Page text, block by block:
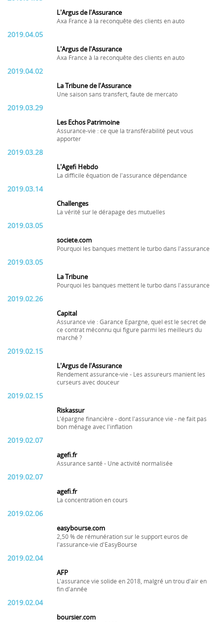
L'Argus de l'Assurance
Axa France à la reconquête des clients en auto
2019.04.05
L'Argus de l'Assurance
Axa France à la reconquête des clients en auto
2019.04.02
La Tribune de l'Assurance
Une saison sans transfert, faute de mercato
2019.03.29
Les Echos Patrimoine
Assurance-vie : ce que la transférabilité peut vous
apporter
2019.03.28
L'Agefi Hebdo
La difficile équation de l'assurance dépendance
2019.03.14
Challenges
La vérité sur le dérapage des mutuelles
2019.03.05
societe.com
Pourquoi les banques mettent le turbo dans l'assurance
2019.03.05
La Tribune
Pourquoi les banques mettent le turbo dans l'assurance
2019.02.26
Capital
Assurance vie : Garance Epargne, quel est le secret de
ce contrat méconnu qui figure parmi les meilleurs du
marché ?
2019.02.15
L'Argus de l'Assurance
Rendement assurance-vie - Les assureurs manient les
curseurs avec douceur
2019.02.15
Riskassur
L'épargne financière - dont l'assurance vie - ne fait pas
bon ménage avec l'inflation
2019.02.07
agefi.fr
Assurance santé - Une activité normalisée
2019.02.07
agefi.fr
La concentration en cours
2019.02.06
easybourse.com
2,50 % de rémunération sur le support euros de
l'assurance-vie d'EasyBourse
2019.02.04
AFP
L'assurance vie solide en 2018, malgré un trou d'air en
fin d'année
2019.02.04
boursier.com